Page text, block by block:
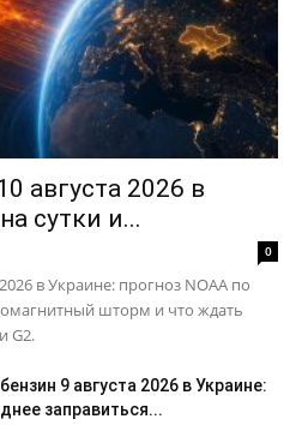
августа 2026 в
сутки и...
0
в Украине: прогноз NOAA по
шторм и что ждать
G2.
9 августа 2026 в Украине:
заправиться...